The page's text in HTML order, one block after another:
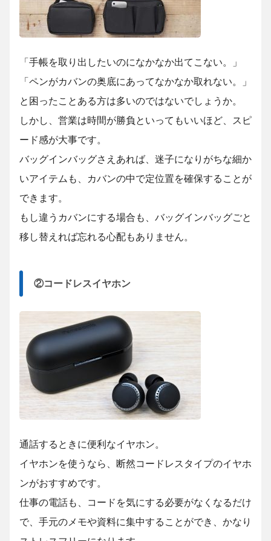
「手帳を取り出したいのになかなか出てこない。」
「ペンがカバンの奥底にあってなかなか取れない。」
と困ったことある方は多いのではないでしょうか。
しかし、営業は時間が勝負といってもいいほど、スピ
ード感が大事です。
バッグインバッグさえあれば、迷子になりがちな細か
いアイテムも、カバンの中で定位置を確保することが
できます。
もし違うカバンにする場合も、バッグインバッグごと
移し替えれば忘れる心配もありません。
②コードレスイヤホン
通話するときに便利なイヤホン。
イヤホンを使うなら、断然コードレスタイプのイヤホ
ンがおすすめです。
仕事の電話も、コードを気にする必要がなくなるだけ
で、手元のメモや資料に集中することができ、かなり